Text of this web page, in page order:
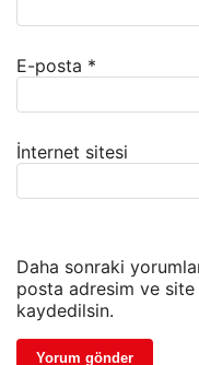
E-posta *
İnternet sitesi
Daha sonraki
posta adresim ve site
kaydedilsin.